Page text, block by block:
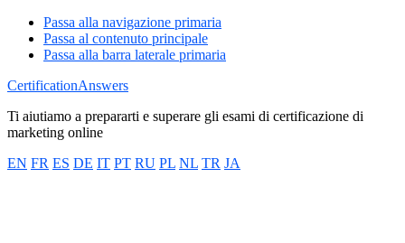
Passa alla navigazione primaria
Passa al contenuto principale
Passa alla barra laterale primaria
CertificationAnswers
Ti aiutiamo a prepararti e superare gli esami di certificazione di
marketing online
EN FR ES DE IT PT RU PL NL TR JA